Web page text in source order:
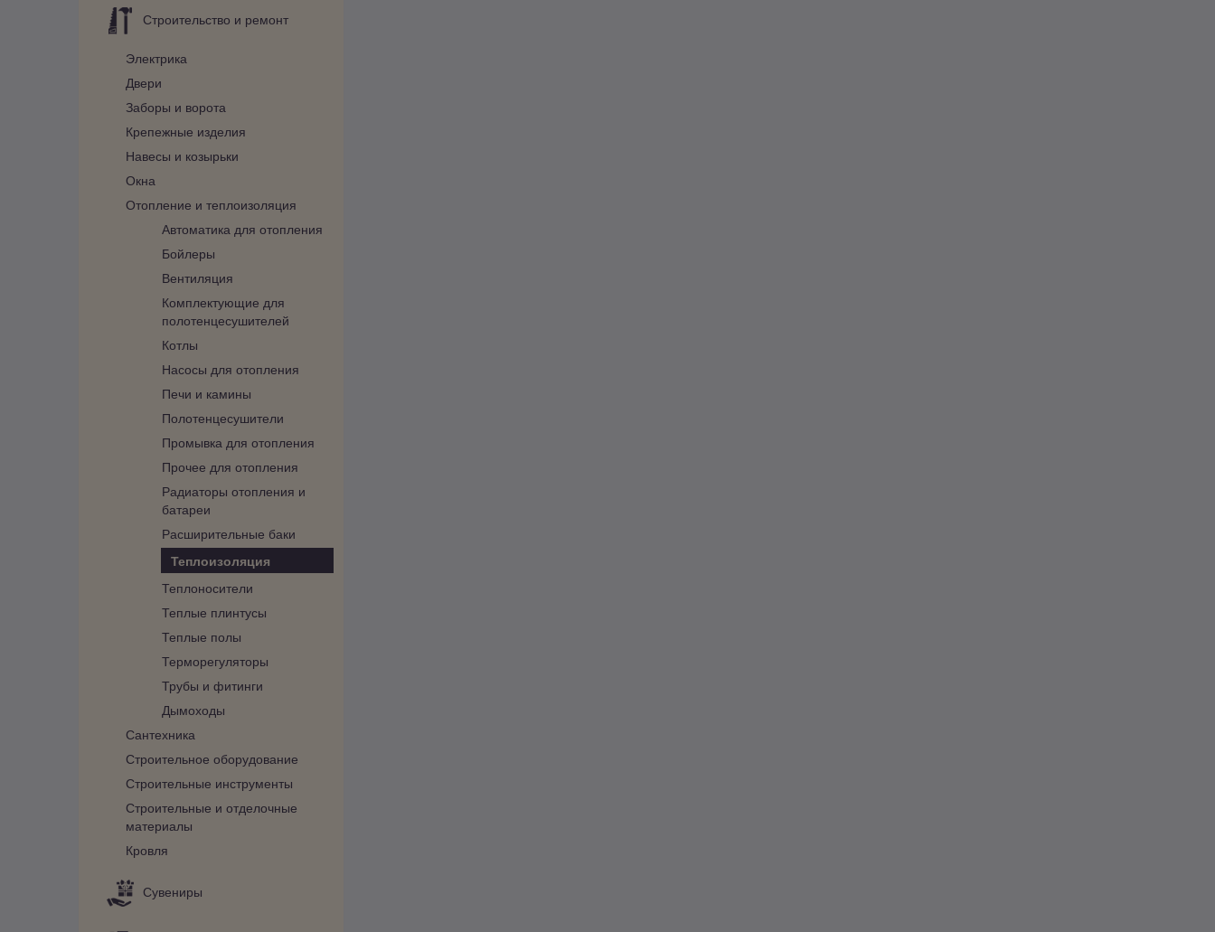
Строительство и ремонт
Электрика
Двери
Заборы и ворота
Крепежные изделия
Навесы и козырьки
Окна
Отопление и теплоизоляция
Автоматика для отопления
Бойлеры
Вентиляция
Комплектующие для
полотенцесушителей
Котлы
Насосы для отопления
Печи и камины
Полотенцесушители
Промывка для отопления
Прочее для отопления
Радиаторы отопления и
батареи
Расширительные баки
Теплоизоляция
Теплоносители
Теплые плинтусы
Теплые полы
Терморегуляторы
Трубы и фитинги
Дымоходы
Сантехника
Строительное оборудование
Строительные инструменты
Строительные и отделочные
материалы
Кровля
Сувениры